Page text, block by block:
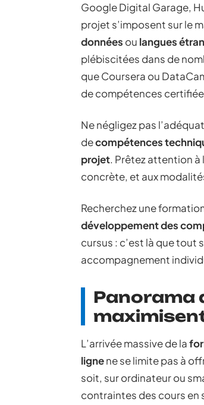
Google Digital Garage,
projet s’imposent sur le
données ou langues
plébiscitées dans de
que Coursera ou
de compétences
Ne négligez pas
decompétences
projet. Prêtez attention
concrète, et aux
Recherchez une
développement des
cursus : c’est là que
accompagnement
Panorama
L’arrivée massive de la
lignene se limite pas à
soit, sur ordinateur ou
contraintes des cours en